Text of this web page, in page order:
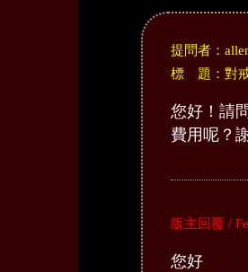
提問者：
標 題：對
您好！請
費用呢？
版主回覆 /
您好